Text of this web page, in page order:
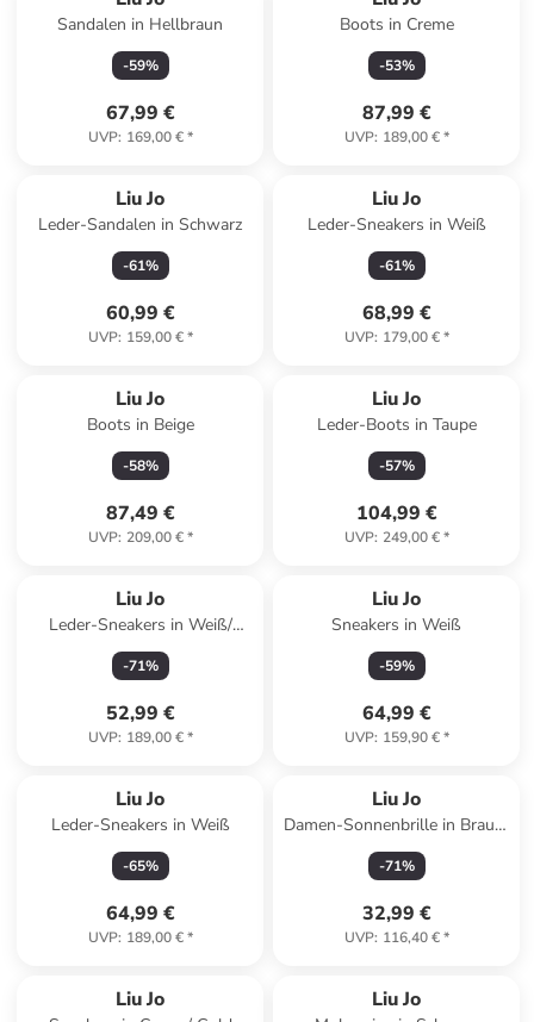
Sandalen in Hellbraun
-59%
67,99 €
UVP: 169,00 €*
Boots in Creme
-53%
87,99 €
UVP: 189,00 €*
Liu Jo
Leder-Sandalen in Schwarz
-61%
60,99 €
UVP: 159,00 €*
Liu Jo
Leder-Sneakers in Weiß
-61%
68,99 €
UVP: 179,00 €*
Liu Jo
Boots in Beige
-58%
87,49 €
UVP: 209,00 €*
Liu Jo
Leder-Boots in Taupe
-57%
104,99 €
UVP: 249,00 €*
Liu Jo
Leder-Sneakers in Weiß/
Beige
-71%
52,99 €
UVP: 189,00 €*
Liu Jo
Sneakers in Weiß
-59%
64,99 €
UVP: 159,90 €*
Liu Jo
Leder-Sneakers in Weiß
-65%
64,99 €
UVP: 189,00 €*
Liu Jo
Damen-Sonnenbrille in Braun/
Hellblau
-71%
32,99 €
UVP: 116,40 €*
Liu Jo Liu Jo